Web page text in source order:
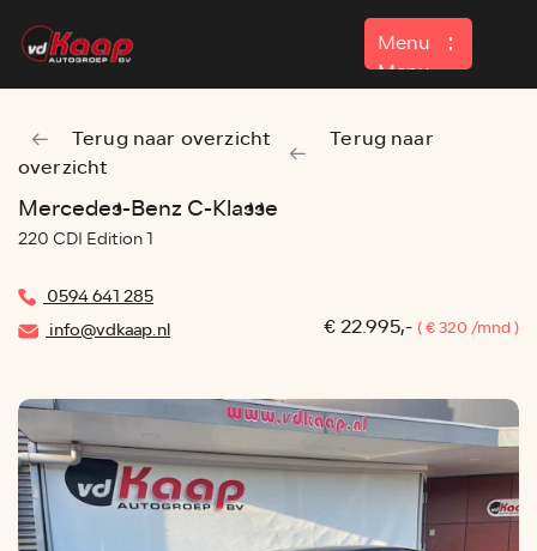
Menu
Menu
Home
Aanbod
Contact
Terug naar overzicht
Terug naar
overzicht
Mercedes-Benz C-Klasse
220 CDI Edition 1
0594 641 285
info@vdkaap.nl
€ 22.995,- ( € 320 /mnd )